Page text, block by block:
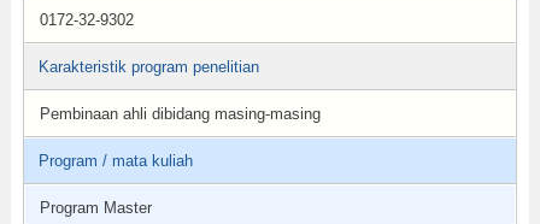
0172-32-9302
Karakteristik program penelitian
Pembinaan ahli dibidang masing-masing
Program / mata kuliah
Program Master